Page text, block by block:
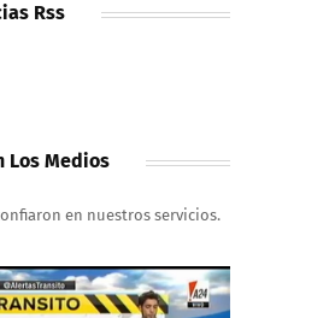
Rss
Los Medios
en nuestros servicios.